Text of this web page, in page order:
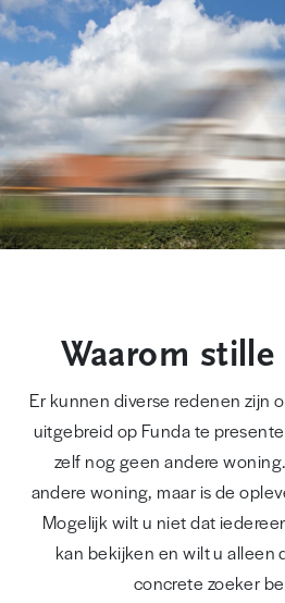
Waarom stille
Er kunnen diverse redenen zijn
uitgebreid op Funda te
zelf nog geen andere
andere woning, maar is de
Mogelijk wilt u niet dat
kan bekijken en wilt u alleen
concrete zoeker